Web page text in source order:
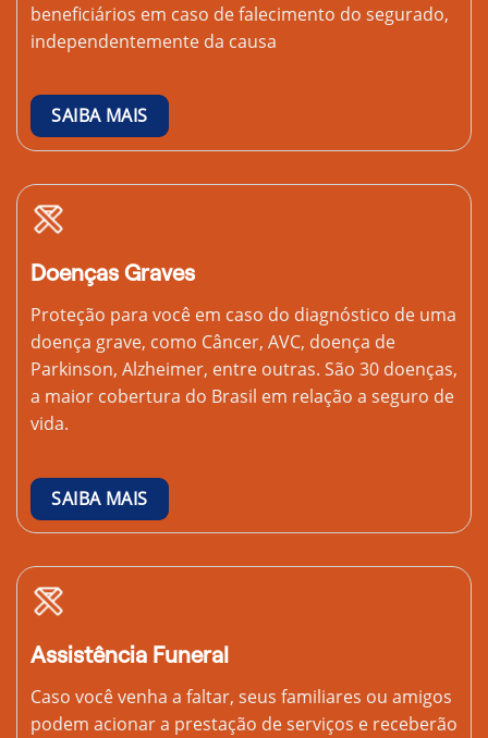
beneficiários em caso de falecimento do segurado,
independentemente da causa
SAIBA MAIS
Doenças Graves
Proteção para você em caso do diagnóstico de uma
doença grave, como Câncer, AVC, doença de
Parkinson, Alzheimer, entre outras. São 30 doenças,
a maior cobertura do Brasil em relação a seguro de
vida.
SAIBA MAIS
Assistência Funeral
Caso você venha a faltar, seus familiares ou amigos
podem acionar a prestação de serviços e receberão